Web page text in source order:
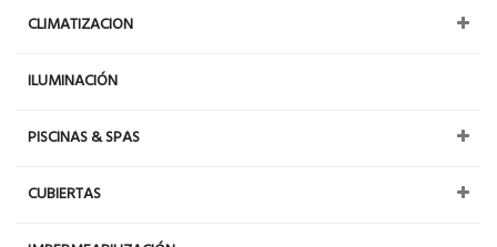
CLIMATIZACION
ILUMINACIÓN
PISCINAS & SPAS
CUBIERTAS